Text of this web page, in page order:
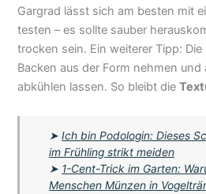
Gargrad lässt sich am besten mit
testen – es sollte sauber
trocken sein. Ein weiterer Tipp:
Backen aus der Form nehmen
abkühlen lassen. So bleibt die
➤Ich bin Podologin: Dieses
im Frühling strikt meiden
➤ 1-Cent-Trick im Garten:
Menschen Münzen in